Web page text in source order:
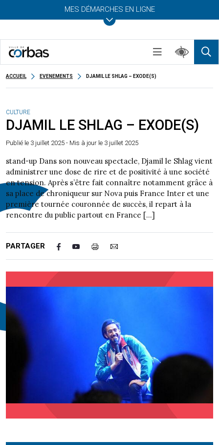
MES DÉMARCHES EN LIGNE
ACCUEIL EVENEMENTS DJAMIL LE SHLAG – EXODE(S)
CULTURE
DJAMIL LE SHLAG – EXODE(S)
Publié le 3 juillet 2025 - Mis à jour le 3 juillet 2025
stand-up Dans son nouveau spectacle, Djamil le Shlag vient
administrer une dose de rire et de positivité à une société
en tension. Après s’être fait connaître notamment grâce à
sa place de chroniqueur sur Nova puis France Inter et une
première tournée couronnée de succès, il repart à la
rencontre du public partout en France […]
PARTAGER